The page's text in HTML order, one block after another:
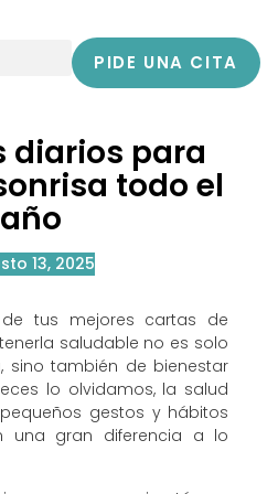
PIDE UNA CITA
diarios para
todo el
año
13, 2025
tus mejores cartas de
saludable no es solo
sino también de bienestar
lo olvidamos, la salud
gestos y hábitos
una gran diferencia a lo